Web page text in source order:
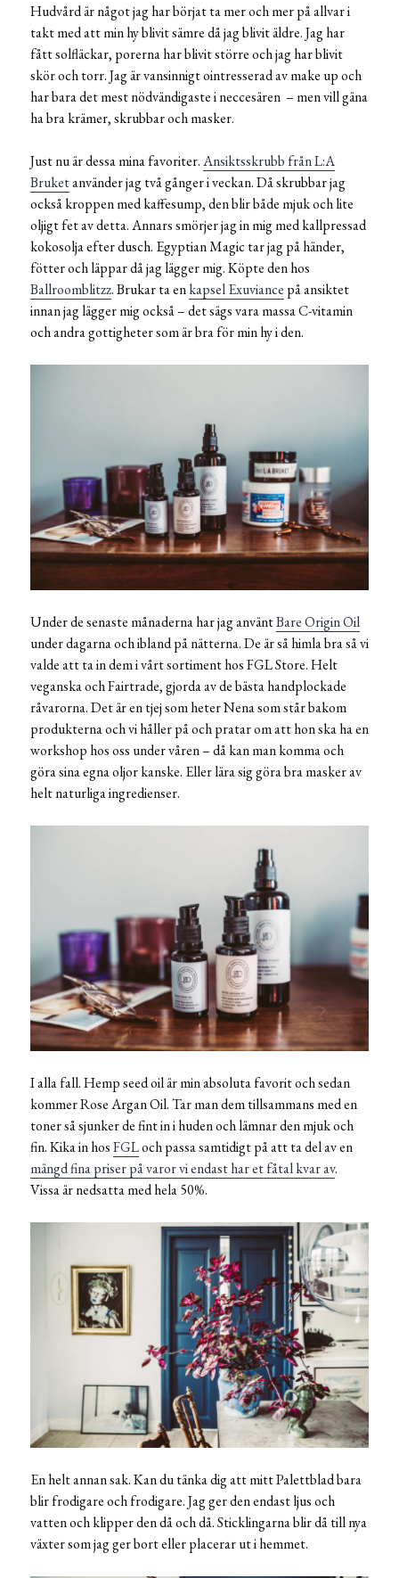
Hudvård är något jag har börjat ta mer och mer på allvar i
takt med att min hy blivit sämre då jag blivit äldre. Jag har
fått solfläckar, porerna har blivit större och jag har blivit
skör och torr. Jag är vansinnigt ointresserad av make up och
har bara det mest nödvändigaste i neccesären – men vill gäna
ha bra krämer, skrubbar och masker.
Just nu är dessa mina favoriter.Ansiktsskrubb från L:A
Bruketanvänder jag två gånger i veckan. Då skrubbar jag
också kroppen med kaffesump, den blir både mjuk och lite
oljigt fet av detta. Annars smörjer jag in mig med kallpressad
kokosolja efter dusch. Egyptian Magic tar jag på händer,
fötter och läppar då jag lägger mig. Köpte den hos
Ballroomblitzz. Brukar ta enkapsel Exuviance på ansiktet
innan jag lägger mig också – det sägs vara massa C-vitamin
och andra gottigheter som är bra för min hy i den.
Under de senaste månaderna har jag använtBare Origin Oil
under dagarna och ibland på nätterna. De är så himla bra så vi
valde att ta in dem i vårt sortiment hos FGL Store. Helt
veganska och Fairtrade, gjorda av de bästa handplockade
råvarorna. Det är en tjej som heter Nena som står bakom
produkterna och vi håller på och pratar om att hon ska ha en
workshop hos oss under våren – då kan man komma och
göra sina egna oljor kanske. Eller lära sig göra bra masker av
helt naturliga ingredienser.
I alla fall. Hemp seed oil är min absoluta favorit och sedan
kommer Rose Argan Oil. Tar man dem tillsammans med en
toner så sjunker de fint in i huden och lämnar den mjuk och
fin. Kika in hosFGLoch passa samtidigt på att ta del av en
mängd fina priser på varor vi endast har et fåtal kvar av.
Vissa är nedsatta med hela 50%.
En helt annan sak. Kan du tänka dig att mitt Palettblad bara
blir frodigare och frodigare. Jag ger den endast ljus och
vatten och klipper den då och då. Sticklingarna blir då till nya
växter som jag ger bort eller placerar ut i hemmet.